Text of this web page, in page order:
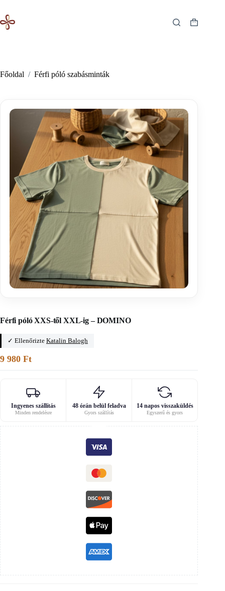
content
Shopping
Főoldal / Férfi póló szabásminták
Férfi póló XXS-től XXL-ig – DOMINO
✓ Ellenőrizte Katalin Balogh
9 980 Ft
Ingyenes szállítás
Minden rendelésre
48 órán belül feladva
Gyors szállítás
14 napos visszaküldés
Egyszerű és gyors